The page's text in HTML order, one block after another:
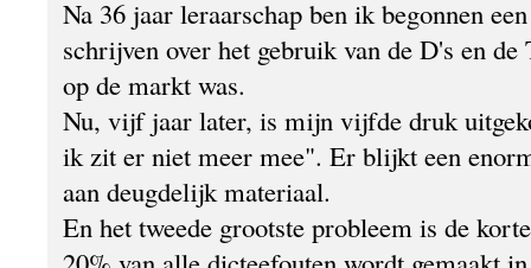
Na 36 jaar leraarschap ben ik begonnen
schrijven over het gebruik van de D's en
op de markt was.
Nu, vijf jaar later, is mijn vijfde druk
ik zit er niet meer mee". Er blijkt een
aan deugdelijk materiaal.
En het tweede grootste probleem is de